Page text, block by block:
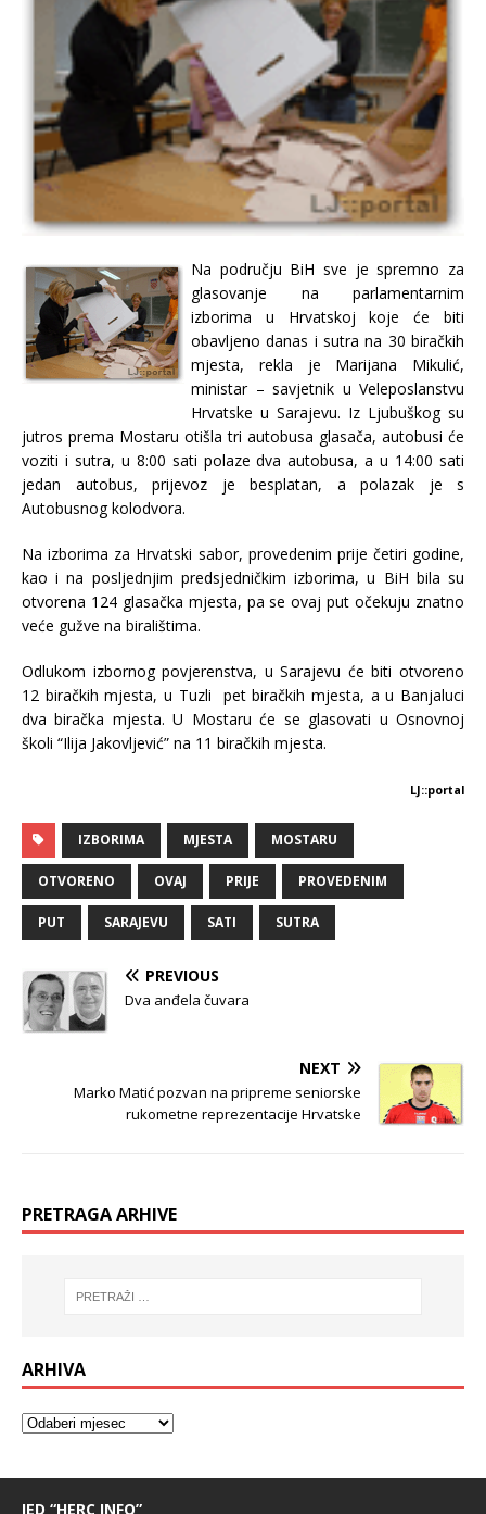
Na području BiH sve je spremno za
glasovanje na parlamentarnim
izborima u Hrvatskoj koje će biti
obavljeno danas i sutra na 30 biračkih
mjesta, rekla je Marijana Mikulić,
ministar – savjetnik u Veleposlanstvu
Hrvatske u Sarajevu. Iz Ljubuškog su
jutros prema Mostaru otišla tri autobusa glasača, autobusi će
voziti i sutra, u 8:00 sati polaze dva autobusa, a u 14:00 sati
jedan autobus, prijevoz je besplatan, a polazak je s
Autobusnog kolodvora.
Na izborima za Hrvatski sabor, provedenim prije četiri godine,
kao i na posljednjim predsjedničkim izborima, u BiH bila su
otvorena 124 glasačka mjesta, pa se ovaj put očekuju znatno
veće gužve na biralištima.
Odlukom izbornog povjerenstva, u Sarajevu će biti otvoreno
12 biračkih mjesta, u Tuzli pet biračkih mjesta, a u Banjaluci
dva biračka mjesta. U Mostaru će se glasovati u Osnovnoj
školi “Ilija Jakovljević” na 11 biračkih mjesta.
LJ::portal
IZBORIMA MJESTA MOSTARU
OTVORENO OVAJ PRIJE PROVEDENIM
PUT SARAJEVU SATI SUTRA
PREVIOUS
Dva anđela čuvara
NEXT
Marko Matić pozvan na pripreme seniorske
rukometne reprezentacije Hrvatske
PRETRAGA ARHIVE
ARHIVA
IED “HERC INFO”